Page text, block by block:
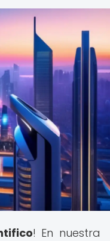
! En nuestra